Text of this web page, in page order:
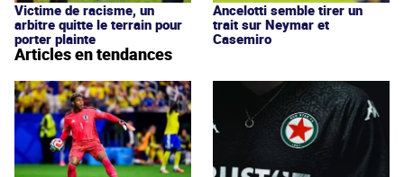
Victime de racisme, un
arbitre quitte le terrain pour
porter plainte
Ancelotti semble tirer un
trait sur Neymar et
Casemiro
Articles en tendances